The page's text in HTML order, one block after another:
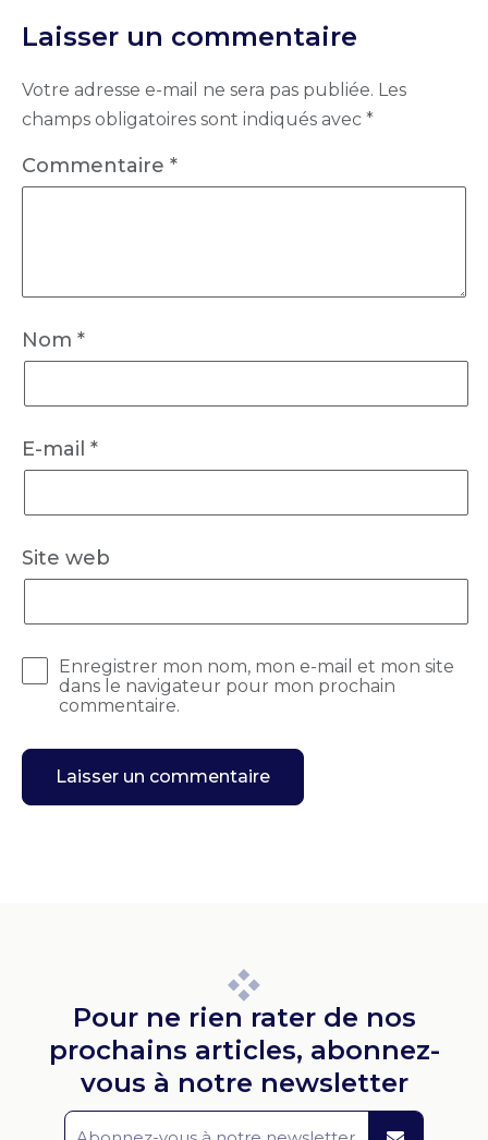
Laisser un commentaire
Votre adresse e-mail ne sera pas publiée. Les
champs obligatoires sont indiqués avec *
Commentaire *
Nom *
E-mail *
Site web
Enregistrer mon nom, mon e-mail et mon site
dans le navigateur pour mon prochain
commentaire.
Pour ne rien rater de nos
prochains articles, abonnez-
vous à notre newsletter